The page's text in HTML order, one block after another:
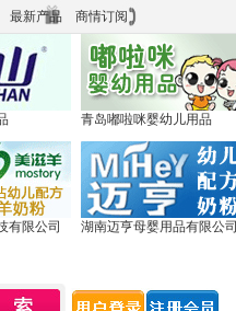
最新产品 商情订阅
青岛嘟啦咪婴幼儿用品
有限公司 湖南迈亨母婴用品有限公司